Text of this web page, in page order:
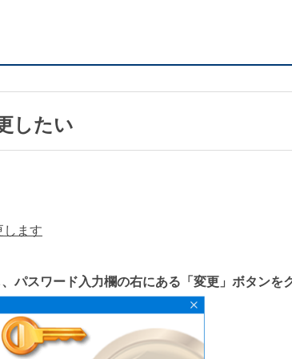
したい
します
パスワード入力欄の右にある「変更」ボタンを